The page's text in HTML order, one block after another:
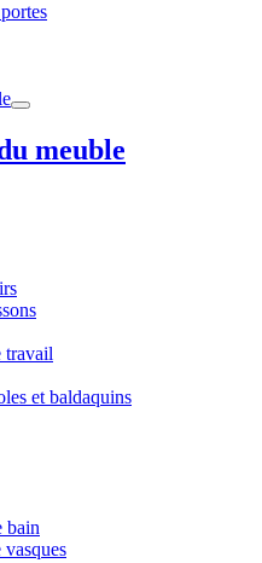
meuble
travail
et baldaquins
bain
vasques